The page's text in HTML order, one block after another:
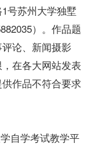
号苏州大学独墅
）。作品题
论、新闻摄影
在各大网站发表
作品不符合要求
自学考试教学平